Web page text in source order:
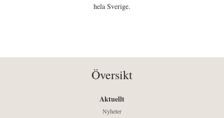
hela Sverige.
Översikt
Aktuellt
Nyheter